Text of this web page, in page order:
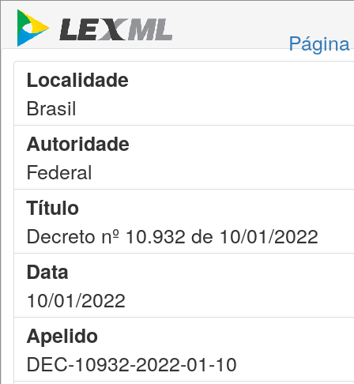
Localidade
Brasil
Autoridade
Federal
Título
Decreto nº 10.932 de 10/01/2022
Data
10/01/2022
Apelido
DEC-10932-2022-01-10